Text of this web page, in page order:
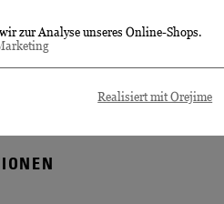
zur Analyse unseres Online-Shops.
Realisiert mit Orejime
bis zur Haltestelle
stehen kostenlose Parkplätze